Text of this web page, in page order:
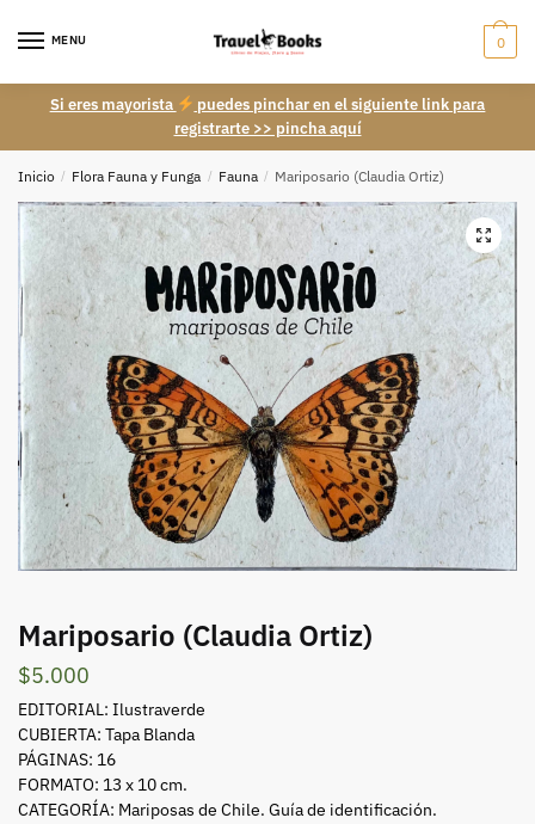
MENU 0
Si eres mayorista
puedes pinchar en el siguiente link para
registrarte >> pincha aquí
Inicio / Flora Fauna y Funga / Fauna / Mariposario (Claudia Ortiz)
Mariposario (Claudia Ortiz)
$5.000
EDITORIAL: Ilustraverde
CUBIERTA: Tapa Blanda
PÁGINAS: 16
FORMATO: 13 x 10 cm.
CATEGORÍA: Mariposas de Chile. Guía de identificación.